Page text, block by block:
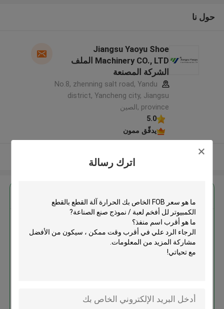
اترك رسالة
حول نا
Jiangsu Yaoyu Shoe
Machinery CO., LTD الملف
الشركة المصنعة
No.8, zhenning salt road, Yandu
district, Yancheng city, Jiangsu
province ,الصين
5.0
يدقّق ممون
عرض المزيد
احصل على افضل سعر ل
الحرارة آلة القطع بالقطع الكمبيوتر
لل أفخم لعبة / نموذج صنع الصناعة
استمر